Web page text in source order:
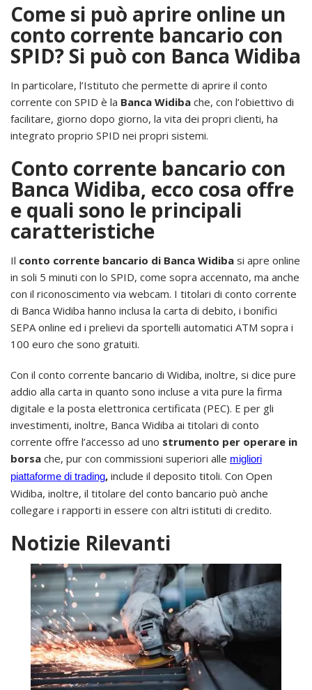
Come si può aprire online un
conto corrente bancario con
SPID? Si può con Banca Widiba
In particolare, l’Istituto che permette di aprire il conto
corrente con SPID è la Banca Widiba che, con l’obiettivo di
facilitare, giorno dopo giorno, la vita dei propri clienti, ha
integrato proprio SPID nei propri sistemi.
Conto corrente bancario con
Banca Widiba, ecco cosa offre
e quali sono le principali
caratteristiche
Il conto corrente bancario di Banca Widiba si apre online
in soli 5 minuti con lo SPID, come sopra accennato, ma anche
con il riconoscimento via webcam. I titolari di conto corrente
di Banca Widiba hanno inclusa la carta di debito, i bonifici
SEPA online ed i prelievi da sportelli automatici ATM sopra i
100 euro che sono gratuiti.
Con il conto corrente bancario di Widiba, inoltre, si dice pure
addio alla carta in quanto sono incluse a vita pure la firma
digitale e la posta elettronica certificata (PEC). E per gli
investimenti, inoltre, Banca Widiba ai titolari di conto
corrente offre l’accesso ad uno strumento per operare in
borsa che, pur con commissioni superiori alle migliori
piattaforme di trading, include il deposito titoli. Con Open
Widiba, inoltre, il titolare del conto bancario può anche
collegare i rapporti in essere con altri istituti di credito.
Notizie Rilevanti